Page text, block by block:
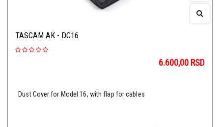
TASCAM AK - DC16
6.600,00 RSD
Dust Cover for Model 16, with flap for cables